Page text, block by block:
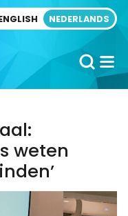
NEDERLANDS
weten